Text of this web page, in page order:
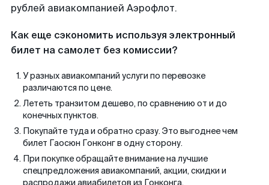
рублей авиакомпанией Аэрофлот.
Как еще сэкономить используя электронный
билет на самолет без комиссии?
У разных авиакомпаний услуги по перевозке
различаются по цене.
Лететь транзитом дешево, по сравнению от и до
конечных пунктов.
Покупайте туда и обратно сразу. Это выгоднее чем
билет Гаосюн Гонконг в одну сторону.
При покупке обращайте внимание на лучшие
спецпредложения авиакомпаний, акции, скидки и
распродажи авиабилетов из Гонконга.